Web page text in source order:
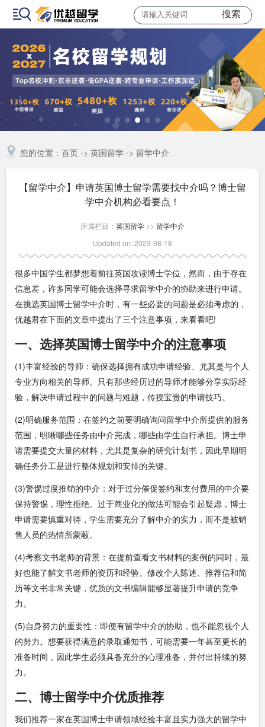
搜索
您的位置： 首页-> 英国留学-> 留学中介
【留学中介】申请英国博士留学需要找中介吗？博士留
学中介机构必看要点！
所属栏目： 英国留学 >> 留学中介
Updated on: 2023-08-18
很多中国学生都梦想着前往英国攻读博士学位，然而，由于存在
信息差，许多同学可能会选择寻求留学中介的协助来进行申请。
在挑选英国博士留学中介时，有一些必要的问题是必须考虑的，
优越君在下面的文章中提出了三个注意事项，来看看吧!
一、选择英国博士留学中介的注意事项
(1)丰富经验的导师：确保选择拥有成功申请经验、尤其是与个人
专业方向相关的导师。只有那些经历过的导师才能够分享实际经
验，解决申请过程中的问题与难题，传授宝贵的申请技巧。
(2)明确服务范围：在签约之前要明确询问留学中介所提供的服务
范围，明晰哪些任务由中介完成，哪些由学生自行承担。博士申
请需要提交大量的材料，尤其是复杂的研究计划书，因此早期明
确任务分工是进行整体规划和安排的关键。
(3)警惕过度推销的中介：对于过分催促签约和支付费用的中介要
保持警惕，理性拒绝。过于商业化的做法可能会引起疑虑，博士
申请需要慎重对待，学生需要充分了解中介的实力，而不是被销
售人员的热情所蒙蔽。
(4)考察文书老师的背景：在提前查看文书材料的案例的同时，最
好也能了解文书老师的资历和经验。修改个人陈述、推荐信和简
历等文书非常关键，优质的文书编辑能够显著提升申请的竞争
力。
(5)自身努力的重要性：即便有留学中介的协助，也不能忽视个人
的努力。想要获得满意的录取通知书，可能需要一年甚至更长的
准备时间，因此学生必须具备充分的心理准备，并付出持续的努
力。
二、博士留学中介优质推荐
我们推荐一家在英国博士申请领域经验丰富且实力强大的留学中